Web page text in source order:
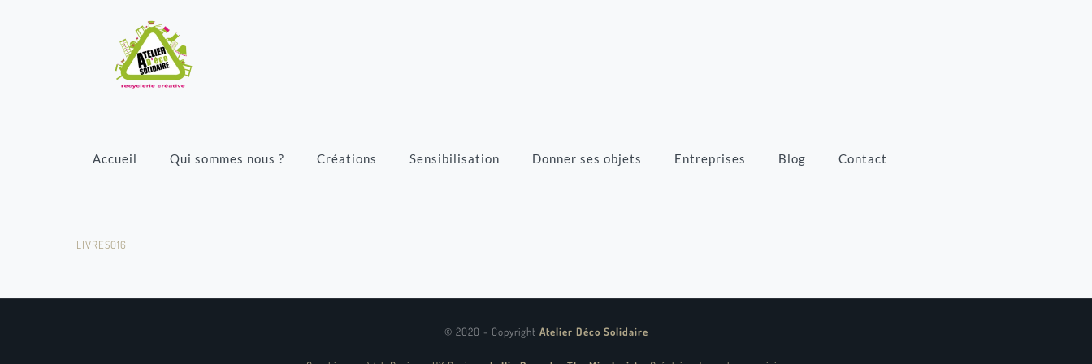
Accueil Qui sommes nous ? Créations Sensibilisation Donner ses objets Entreprises Blog Contact
LIVRES016
© 2020 - Copyright Atelier Déco Solidaire